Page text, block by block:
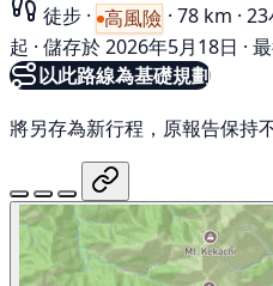
徒步 · 高風險 · 78 km · 23
起 · 儲存於 2026年5月18日 ·
以此路線為基礎規劃
將另存為新行程，原報告保持不